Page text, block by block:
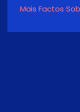
Mais Factos